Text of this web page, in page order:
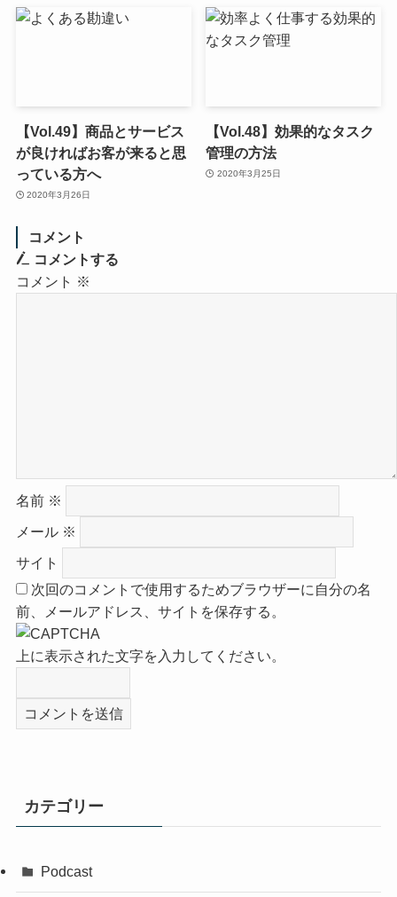
【Vol.49】商品とサービス
が良ければお客が来ると思
っている方へ
2020年3月26日
【Vol.48】効果的なタスク
管理の方法
2020年3月25日
コメント
コメントする
コメント ※
名前 ※
メール ※
サイト
次回のコメントで使用するためブラウザーに自分の名
前、メールアドレス、サイトを保存する。
上に表示された文字を入力してください。
カテゴリー
Podcast